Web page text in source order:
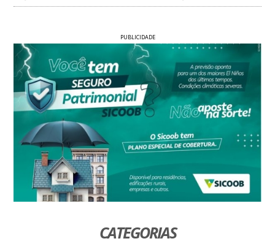
PUBLICIDADE
CATEGORIAS